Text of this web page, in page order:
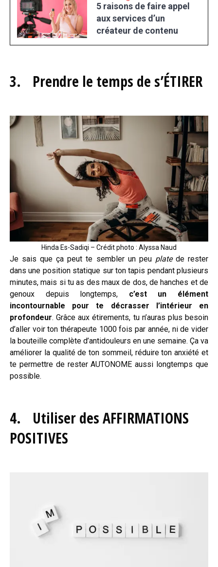
5 raisons de faire appel
aux services d’un
créateur de contenu
3. Prendre le temps de s’ÉTIRER
Hinda Es-Sadiqi – Crédit photo : Alyssa Naud
Je sais que ça peut te sembler un peu platede rester
dans une position statique sur ton tapis pendant plusieurs
minutes, mais si tu as des maux de dos, de hanches et de
genoux depuis longtemps, c’est un élément
incontournable pour te décrasser l’intérieur en
profondeur. Grâce aux étirements, tu n’auras plus besoin
d’aller voir ton thérapeute 1000 fois par année, ni de vider
la bouteille complète d’antidouleurs en une semaine. Ça va
améliorer la qualité de ton sommeil, réduire ton anxiété et
te permettre de rester AUTONOME aussi longtemps que
possible.
4. Utiliser des AFFIRMATIONS
POSITIVES